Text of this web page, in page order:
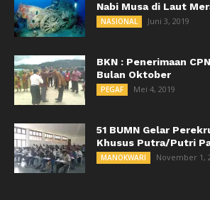
Nabi Musa di Laut
NASIONAL Juni 3, 2019
BKN : Penerimaan
Bulan Oktober
PEGAF Mei 4, 2019
51 BUMN Gelar
Khusus Putra/Putri
MANOKWARI November 1,